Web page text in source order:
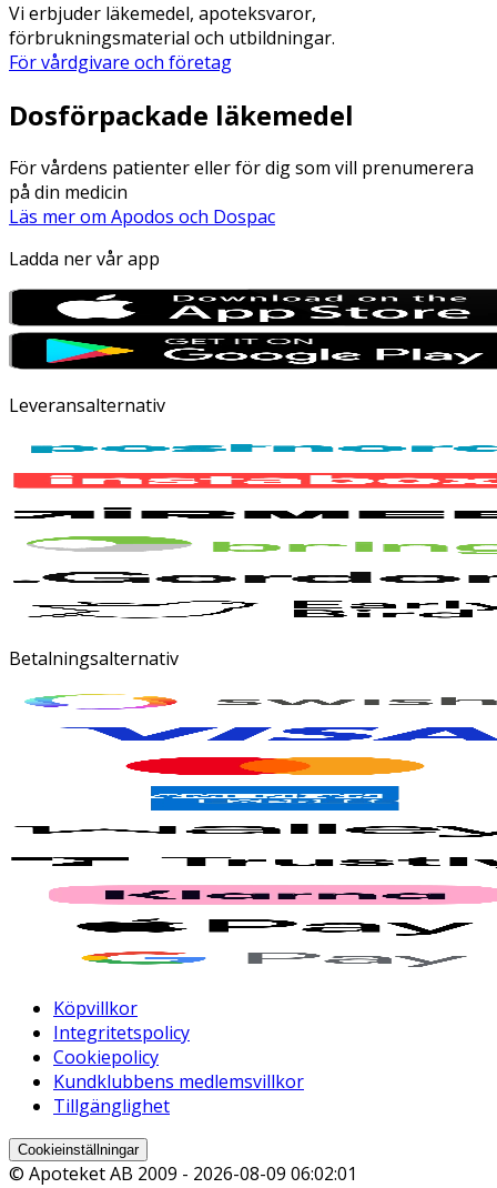
Vi erbjuder läkemedel, apoteksvaror,
förbrukningsmaterial och utbildningar.
För vårdgivare och företag
Dosförpackade läkemedel
För vårdens patienter eller för dig som vill prenumerera
på din medicin
Läs mer om Apodos och Dospac
Ladda ner vår app
Leveransalternativ
Betalningsalternativ
Köpvillkor
Integritetspolicy
Cookiepolicy
Kundklubbens medlemsvillkor
Tillgänglighet
Cookieinställningar
© Apoteket AB 2009 - 2026-08-09 06:02:01